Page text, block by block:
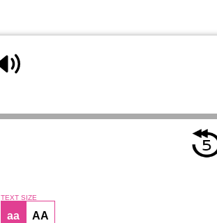
TEXT SIZE
aa AA